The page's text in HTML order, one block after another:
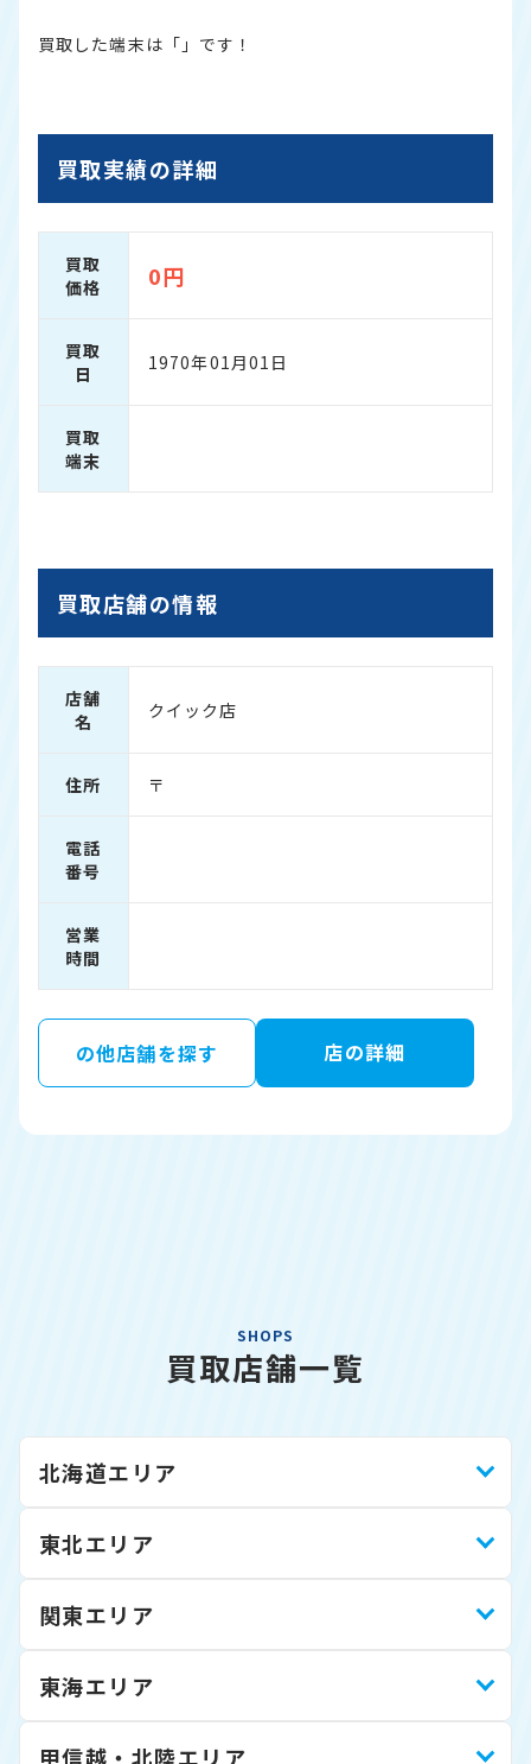
買取した端末は「」です！
買取実績の詳細
買取
価格
0円
買取
日
1970年01月01日
買取
端末
買取店舗の情報
店舗
名
クイック店
住所 〒
電話
番号
営業
時間
の他店舗を探す 店の詳細
SHOPS
買取店舗一覧
北海道エリア
東北エリア
関東エリア
東海エリア
甲信越・北陸エリア